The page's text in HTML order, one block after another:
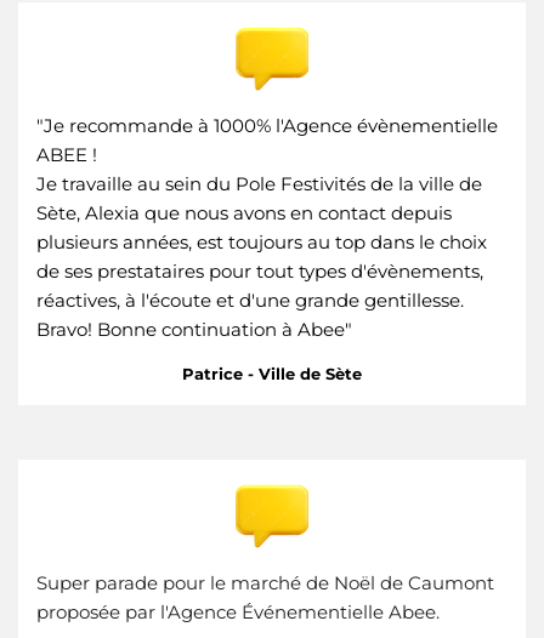
"Je recommande à 1000% l'Agence évènementielle
ABEE !
Je travaille au sein du Pole Festivités de la ville de
Sète, Alexia que nous avons en contact depuis
plusieurs années, est toujours au top dans le choix
de ses prestataires pour tout types d'évènements,
réactives, à l'écoute et d'une grande gentillesse.
Bravo! Bonne continuation à Abee"
Patrice - Ville de Sète
Super parade pour le marché de Noël de Caumont
proposée par l'Agence Événementielle Abee.